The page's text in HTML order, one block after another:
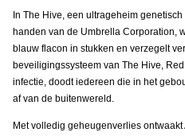
In The Hive, een ultrageheim
handen van de Umbrella Corporation,
blauw flacon in stukken en verzegelt
beveiligingssysteem van The Hive,
infectie, doodt iedereen die in het
af van de buitenwereld.
Met volledig geheugenverlies